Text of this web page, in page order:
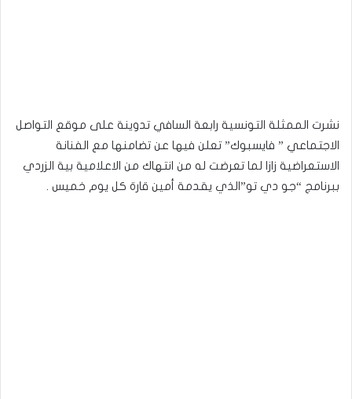
نشرت الممثلة التونسية رابعة السافي تدوينة على موقع التواصل
الاجتماعي ” فايسبوك” تعلن فيها عن تضامنها مع الفنانة
الاستعراضية زازا لما تعرضت له من انتهاك من الاعلامية بية الزردي
ببرنامج “جو دي تو”الذي يقدمة أمين قارة كل يوم خميس .